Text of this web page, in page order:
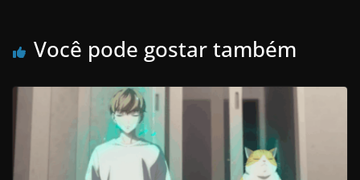
Você pode gostar também